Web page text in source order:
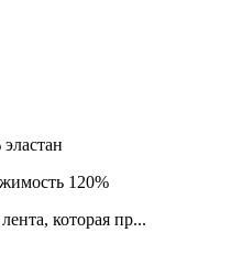
120%
которая пр...